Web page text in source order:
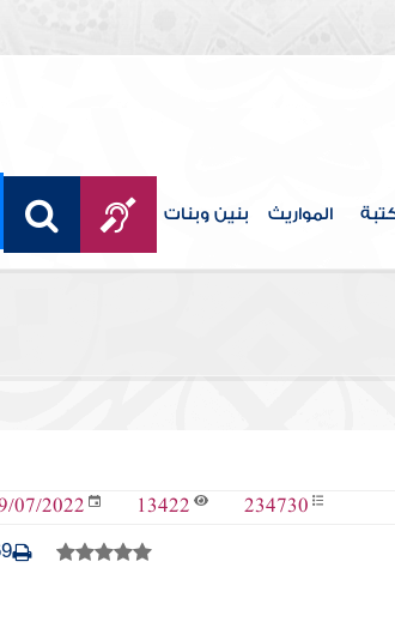
المواريث بنين وبنات
234730
13422
07/2022